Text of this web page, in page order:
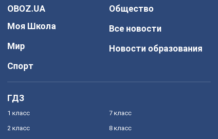
OBOZ.UA
Моя Школа
Мир
Спорт
Общество
Все новости
Новости образования
ГДЗ
1 класс
2 класс
7 класс
8 класс